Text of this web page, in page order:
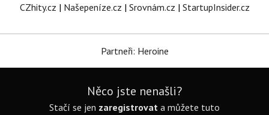
CZhity.cz | Našepeníze.cz | Srovnám.cz | StartupInsider.cz
Partneři: Heroine
Něco jste nenašli?
Stačí se jen zaregistrovat a můžete tuto